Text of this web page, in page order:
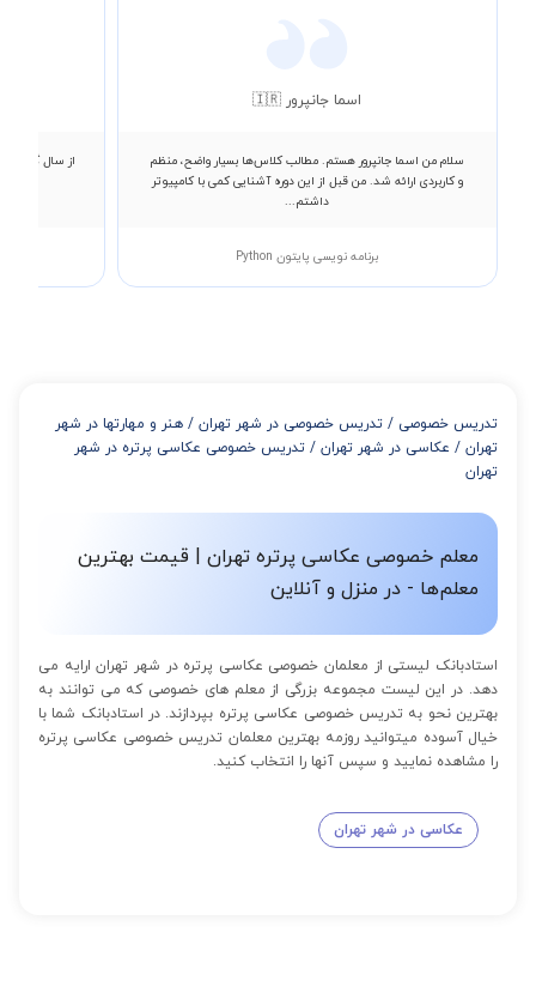
اسما جانپرور 🇮🇷
سلام من اسما جانپرور هستم. مطالب کلاس‌ها بسیار واضح، منظم
و کاربردی ارائه شد. من قبل از این دوره آشنایی کمی با کامپیوتر
داشتم...
برنامه نویسی پایتون Python
از سال
تدریس خصوصی / تدریس خصوصی در شهر تهران / هنر و مهارتها در شهر
تهران / عکاسی در شهر تهران / تدریس خصوصی عکاسی پرتره در شهر
تهران
معلم خصوصی عکاسی پرتره تهران | قیمت بهترین
معلم‌ها - در منزل و آنلاین
استادبانک لیستی از معلمان خصوصی عکاسی پرتره در شهر تهران ارایه می
دهد. در این لیست مجموعه بزرگی از معلم های خصوصی که می توانند به
بهترین نحو به تدریس خصوصی عکاسی پرتره بپردازند. در استادبانک شما با
خیال آسوده میتوانید روزمه بهترین معلمان تدریس خصوصی عکاسی پرتره
را مشاهده نمایید و سپس آنها را انتخاب کنید.
عکاسی در شهر تهران